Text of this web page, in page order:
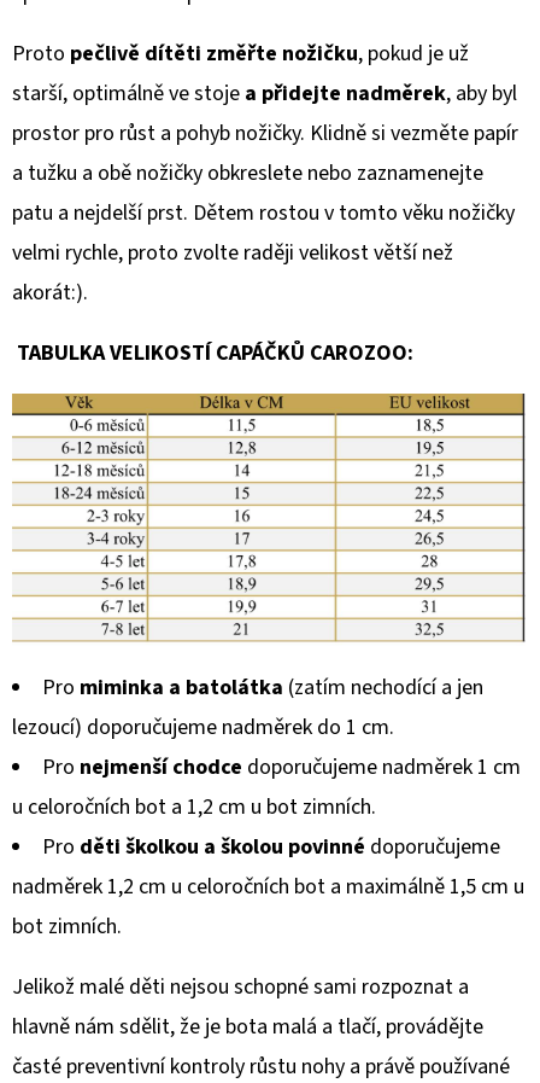
Proto pečlivě dítěti změřte nožičku, pokud je už
starší, optimálně ve stoje a přidejte nadměrek, aby byl
prostor pro růst a pohyb nožičky. Klidně si vezměte papír
a tužku a obě nožičky obkreslete nebo zaznamenejte
patu a nejdelší prst. Dětem rostou v tomto věku nožičky
velmi rychle, proto zvolte raději velikost větší než
akorát:).
TABULKA VELIKOSTÍ CAPÁČKŮ CAROZOO:
Pro miminka a batolátka (zatím nechodící a jen
lezoucí) doporučujeme nadměrek do 1 cm.
Pro nejmenší chodce doporučujeme nadměrek 1 cm
u celoročních bot a 1,2 cm u bot zimních.
Pro děti školkou a školou povinné doporučujeme
nadměrek 1,2 cm u celoročních bot a maximálně 1,5 cm u
bot zimních.
Jelikož malé děti nejsou schopné sami rozpoznat a
hlavně nám sdělit, že je bota malá a tlačí, provádějte
časté preventivní kontroly růstu nohy a právě používané